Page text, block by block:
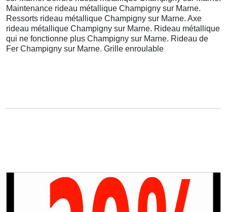
Maintenance rideau métallique Champigny sur Marne.
Ressorts rideau métallique Champigny sur Marne. Axe
rideau métallique Champigny sur Marne. Rideau métallique
qui ne fonctionne plus Champigny sur Marne. Rideau de
Fer Champigny sur Marne. Grille enroulable